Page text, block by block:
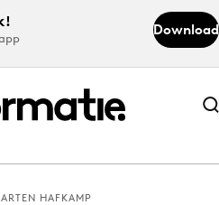
Download
Abonneer nu
Abonneer nu
HAFKAMP